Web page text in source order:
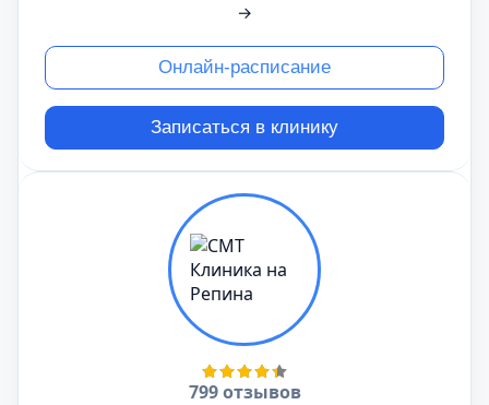
→
Онлайн-расписание
Записаться в клинику
799 отзывов